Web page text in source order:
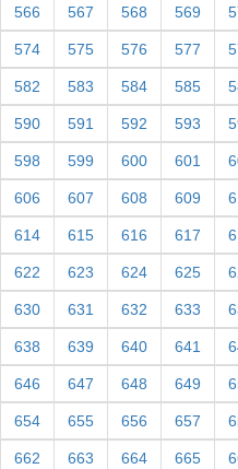
566 567 568 569
574 575 576 577
582 583 584 585
590 591 592 593
598 599 600 601
606 607 608 609
614 615 616 617
622 623 624 625
630 631 632 633
638 639 640 641
646 647 648 649
654 655 656 657
662 663 664 665